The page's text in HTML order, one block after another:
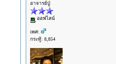
อาจารย์ปู่
ออฟไลน์
เพศ:
กระทู้: 8,854